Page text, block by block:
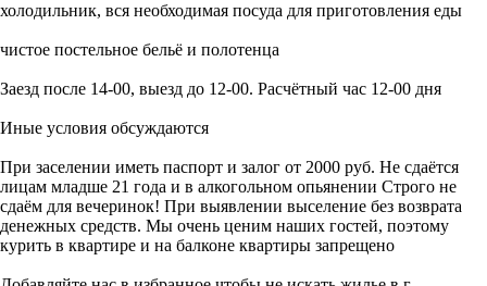
холодильник, вся необходимая посуда для приготовления еды
чистое постельное бельё и полотенца
Заезд после 14-00, выезд до 12-00. Расчётный час 12-00 дня
Иные условия обсуждаются
При заселении иметь паспорт и залог от 2000 руб. Не сдаётся
лицам младше 21 года и в алкогольном опьянении Строго не
сдаём для вечеринок! При выявлении выселение без возврата
денежных средств. Мы очень ценим наших гостей, поэтому
курить в квартире и на балконе квартиры запрещено